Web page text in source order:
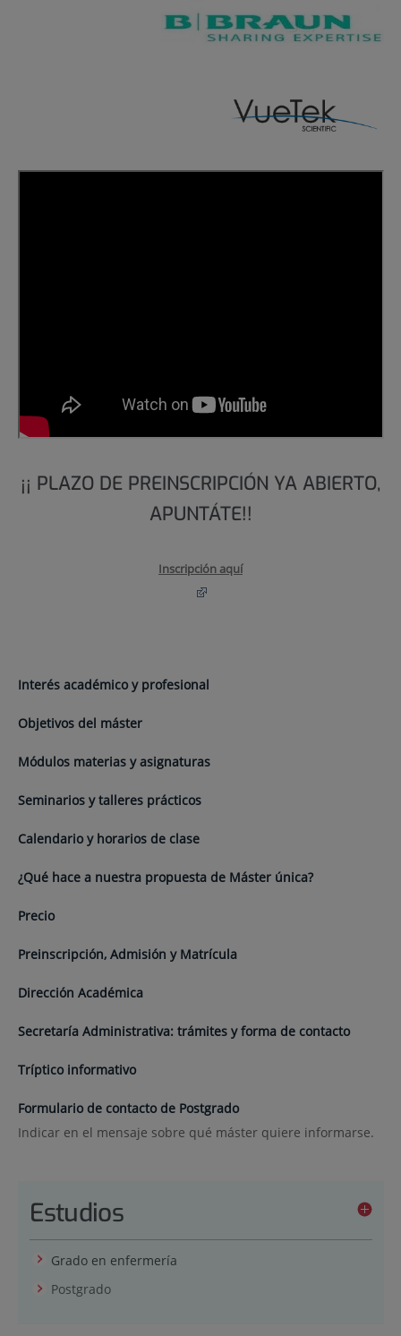
¡¡ PLAZO DE PREINSCRIPCIÓN YA ABIERTO,
APUNTÁTE!!
Inscripción aquí
Interés académico y profesional
Objetivos del máster
Módulos materias y asignaturas
Seminarios y talleres prácticos
Calendario y horarios de clase
¿Qué hace a nuestra propuesta de Máster única?
Precio
Preinscripción, Admisión y Matrícula
Dirección Académica
Secretaría Administrativa: trámites y forma de contacto
Tríptico informativo
Formulario de contacto de Postgrado
Indicar en el mensaje sobre qué máster quiere informarse.
Estudios
Grado en enfermería
Postgrado